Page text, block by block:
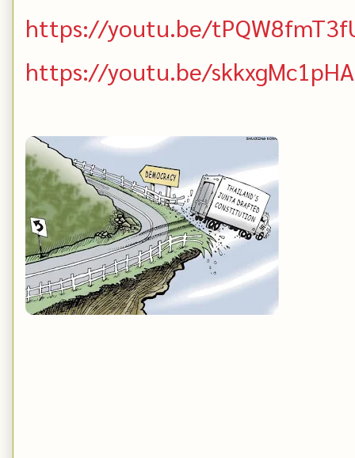
https://youtu.be/
https://youtu.be/skkxgMc1pHA